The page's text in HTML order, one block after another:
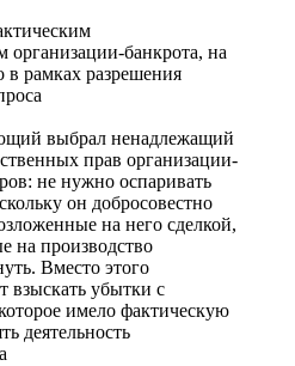
организации-банкрота, на
в рамках разрешения
выбрал ненадлежащий
прав организации-
не нужно оспаривать
он добросовестно
на него сделкой,
на производство
Вместо этого
взыскать убытки с
имело фактическую
деятельность